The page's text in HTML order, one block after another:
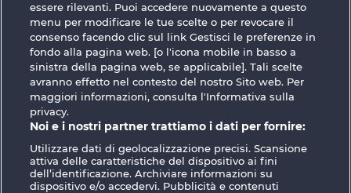
Termini e condizioni
Informativa sulla privacy Note legali
Società FAQ Facebook
Invia richiesta di recesso
essere rilevanti. Puoi accedere nuovamente a questo
menu per modificare le tue scelte o per revocare il
consenso facendo clic sul link Gestisci le preferenze in
fondo alla pagina web. [o l'icona mobile in basso a
sinistra della pagina web, se applicabile]. Tali scelte
avranno effetto nel contesto del nostro Sito web. Per
maggiori informazioni, consulta l'Informativa sulla
privacy.
Noi e i nostri partner trattiamo i dati per fornire:
Utilizzare dati di geolocalizzazione precisi. Scansione
attiva delle caratteristiche del dispositivo ai fini
dell’identificazione. Archiviare informazioni su
dispositivo e/o accedervi. Pubblicità e contenuti